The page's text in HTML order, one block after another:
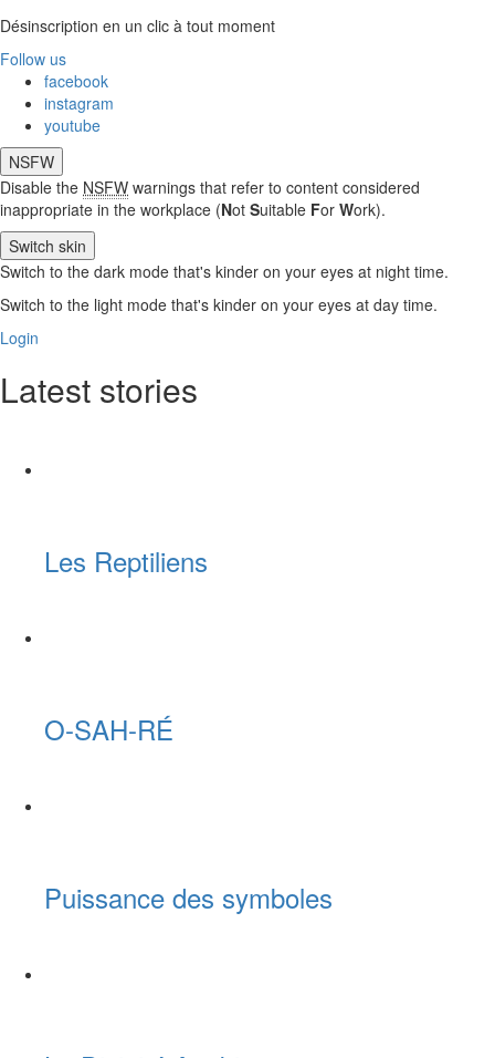
Désinscription en un clic à tout moment
Follow us
facebook
instagram
youtube
NSFW
Disable the NSFW warnings that refer to content considered
inappropriate in the workplace (Not Suitable For Work).
Switch skin
Switch to the dark mode that's kinder on your eyes at night time.
Switch to the light mode that's kinder on your eyes at day time.
Login
Latest stories
Les Reptiliens
O-SAH-RÉ
Puissance des symboles